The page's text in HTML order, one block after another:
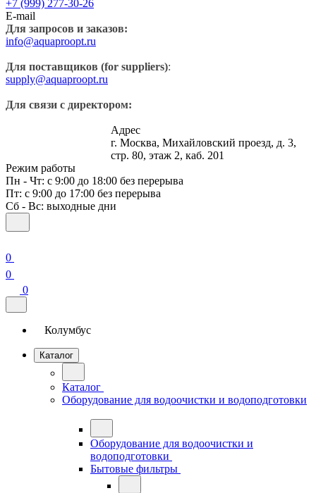
+7 (999) 277-30-26
E-mail
Для запросов и заказов:
info@aquaproopt.ru
Для поставщиков (for suppliers):
supply@aquaproopt.ru
Для связи с директором:
Адрес
г. Москва, Михайловский проезд, д. 3,
стр. 80, этаж 2, каб. 201
Режим работы
Пн - Чт: с 9:00 до 18:00 без перерыва
Пт: с 9:00 до 17:00 без перерыва
Сб - Вс: выходные дни
0
0
0
Колумбус
Каталог
Каталог
Оборудование для водоочистки и водоподготовки
Оборудование для водоочистки и
водоподготовки
Бытовые фильтры